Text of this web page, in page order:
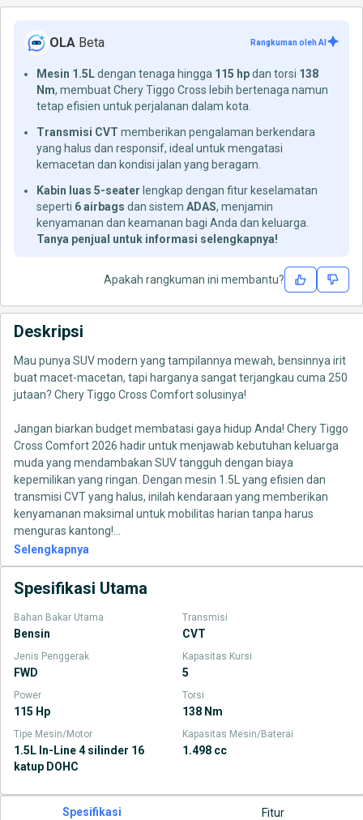
OLA Beta Rangkuman oleh AI
Mesin 1.5Ldengan tenaga hingga 115 hpdan torsi 138
Nm, membuat Chery Tiggo Cross lebih bertenaga namun
tetap efisien untuk perjalanan dalam kota.
Transmisi CVT memberikan pengalaman berkendara
yang halus dan responsif, ideal untuk mengatasi
kemacetan dan kondisi jalan yang beragam.
Kabin luas 5-seater lengkap dengan fitur keselamatan
seperti 6 airbags dan sistem ADAS, menjamin
kenyamanan dan keamanan bagi Anda dan keluarga.
Tanya penjual untuk informasi selengkapnya!
Apakah rangkuman ini membantu?
Deskripsi
Mau punya SUV modern yang tampilannya mewah, bensinnya irit
buat macet-macetan, tapi harganya sangat terjangkau cuma 250
jutaan? Chery Tiggo Cross Comfort solusinya!
Jangan biarkan budget membatasi gaya hidup Anda! Chery Tiggo
Cross Comfort 2026 hadir untuk menjawab kebutuhan keluarga
muda yang mendambakan SUV tangguh dengan biaya
kepemilikan yang ringan. Dengan mesin 1.5L yang efisien dan
transmisi CVT yang halus, inilah kendaraan yang memberikan
kenyamanan maksimal untuk mobilitas harian tanpa harus
menguras kantong!
Selengkapnya
Spesifikasi Utama
Bahan Bakar Utama
Bensin
Transmisi
CVT
Jenis Penggerak
FWD
Kapasitas Kursi
5
Power
115 Hp
Torsi
138 Nm
Tipe Mesin/Motor
1.5L In-Line 4 silinder 16
katup DOHC
Kapasitas Mesin/Baterai
1.498 cc
Spesifikasi Fitur